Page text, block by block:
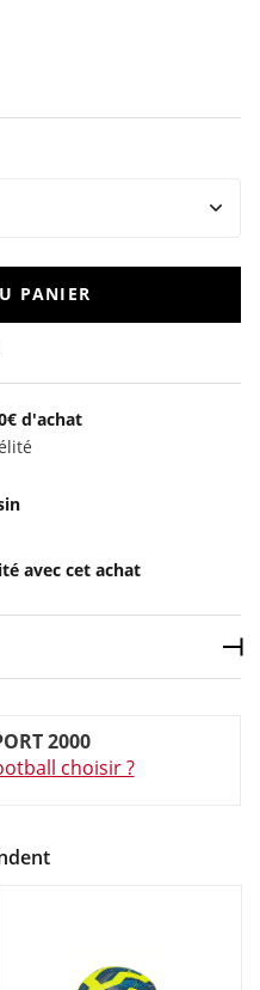
PANIER
d'achat
avec cet achat
2000
choisir ?